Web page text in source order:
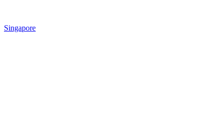
Singapore